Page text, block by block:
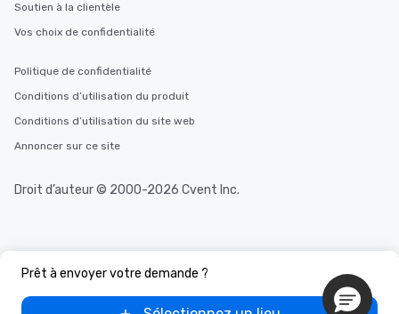
Prêt à envoyer votre demande ?
Soutien à la clientèle
Vos choix de confidentialité
Politique de confidentialité
Conditions d’utilisation du produit
Conditions d’utilisation du site web
Annoncer sur ce site
Droit d’auteur © 2000-2026 Cvent Inc.